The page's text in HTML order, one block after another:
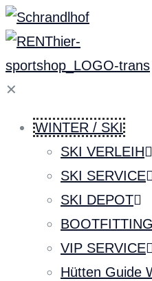
✕
WINTER / SKI
SKI VERLEIH
SKI SERVICE
SKI DEPOT
BOOTFITTING
VIP SERVICE
Hütten Guide